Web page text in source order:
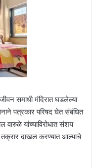
समाधी मंदिरात घडलेल्या
पत्रकार परिषद घेत संबंधित
वारुळे यांच्याविरोधात संशय
तक्रार दाखल करण्यात आल्याचे